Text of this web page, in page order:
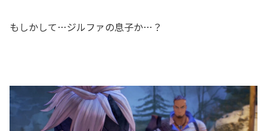
もしかして…ジルファの息子か…？